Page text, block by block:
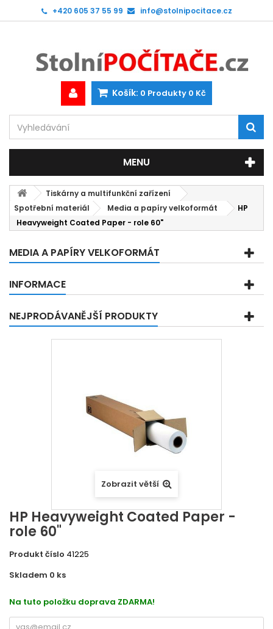
+420 605 37 55 99 info@stolnipocitace.cz
Košík: 0 Produkty 0 Kč
MENU
Tiskárny a multifunkční zařízení
Spotřební materiál
Media a papíry velkoformát
HP
Heavyweight Coated Paper - role 60"
MEDIA A PAPÍRY VELKOFORMÁT
INFORMACE
NEJPRODÁVANĚJŠÍ PRODUKTY
Zobrazit větší
HP Heavyweight Coated Paper -
role 60"
Produkt číslo 41225
Skladem 0 ks
Na tuto položku doprava ZDARMA!